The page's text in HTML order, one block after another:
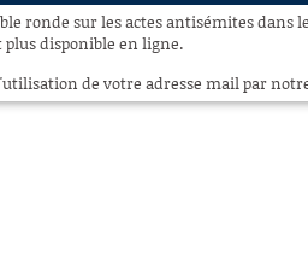
ronde sur les actes antisémites dans
plus disponible en ligne.
de votre adresse mail par